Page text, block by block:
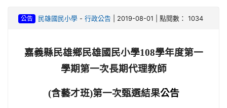
公告 民雄國民小學- 行政公告 | 2019-08-01 | 點閱數： 1034
嘉義縣民雄鄉民雄國民小學108學年度第一
學期第一次長期代理教師
(含藝才班)第一次甄選結果公告